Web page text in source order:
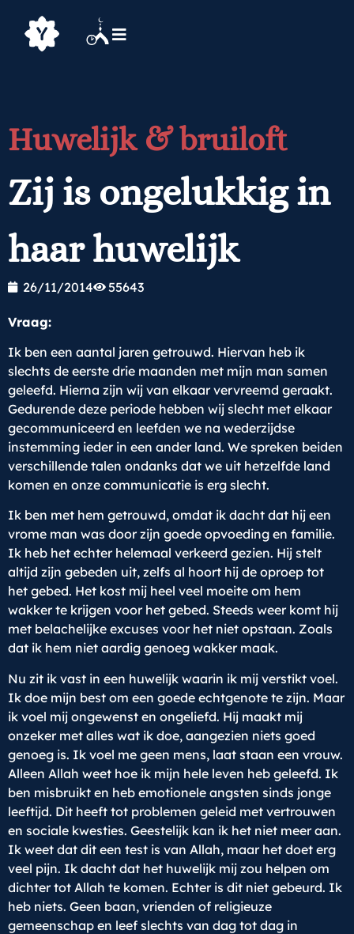
Huwelijk & bruiloft
Zij is ongelukkig in
haar huwelijk
26/11/2014 55643
Vraag:
Ik ben een aantal jaren getrouwd. Hiervan heb ik
slechts de eerste drie maanden met mijn man samen
geleefd. Hierna zijn wij van elkaar vervreemd geraakt.
Gedurende deze periode hebben wij slecht met elkaar
gecommuniceerd en leefden we na wederzijdse
instemming ieder in een ander land. We spreken beiden
verschillende talen ondanks dat we uit hetzelfde land
komen en onze communicatie is erg slecht.
Ik ben met hem getrouwd, omdat ik dacht dat hij een
vrome man was door zijn goede opvoeding en familie.
Ik heb het echter helemaal verkeerd gezien. Hij stelt
altijd zijn gebeden uit, zelfs al hoort hij de oproep tot
het gebed. Het kost mij heel veel moeite om hem
wakker te krijgen voor het gebed. Steeds weer komt hij
met belachelijke excuses voor het niet opstaan. Zoals
dat ik hem niet aardig genoeg wakker maak.
Nu zit ik vast in een huwelijk waarin ik mij verstikt voel.
Ik doe mijn best om een goede echtgenote te zijn. Maar
ik voel mij ongewenst en ongeliefd. Hij maakt mij
onzeker met alles wat ik doe, aangezien niets goed
genoeg is. Ik voel me geen mens, laat staan een vrouw.
Alleen Allah weet hoe ik mijn hele leven heb geleefd. Ik
ben misbruikt en heb emotionele angsten sinds jonge
leeftijd. Dit heeft tot problemen geleid met vertrouwen
en sociale kwesties. Geestelijk kan ik het niet meer aan.
Ik weet dat dit een test is van Allah, maar het doet erg
veel pijn. Ik dacht dat het huwelijk mij zou helpen om
dichter tot Allah te komen. Echter is dit niet gebeurd. Ik
heb niets. Geen baan, vrienden of religieuze
gemeenschap en leef slechts van dag tot dag in